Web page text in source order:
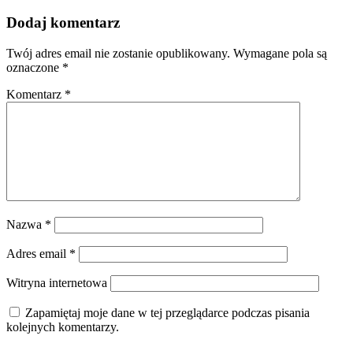
Dodaj komentarz
Twój adres email nie zostanie opublikowany. Wymagane pola są
oznaczone *
Komentarz *
Nazwa *
Adres email *
Witryna internetowa
Zapamiętaj moje dane w tej przeglądarce podczas pisania
kolejnych komentarzy.